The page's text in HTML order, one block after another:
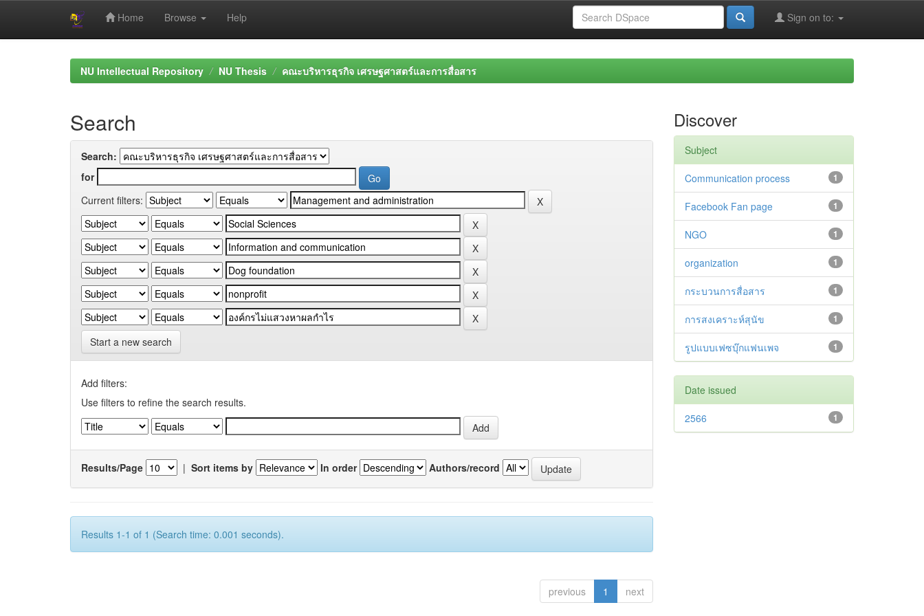
Home Browse Help Sign on to:
NU Intellectual Repository NU Thesis คณะบริหารธุรกิจ เศรษฐศาสตร์และการสื่อสาร
Search
Search:
for
Current filters:
Start a new search
Add filters:
Use filters to refine the search results.
Results/Page | Sort items by In order Authors/record
Results 1-1 of 1 (Search time: 0.001 seconds).
previous 1 next
Discover
Subject
1
Communication process
1
Facebook Fan page
1
NGO
1
organization
1
กระบวนการสื่อสาร
1
การสงเคราะห์สุนัข
1
รูปแบบเฟซบุ๊กแฟนเพจ
Date issued
1
2566